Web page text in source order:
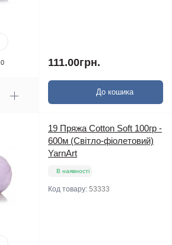
0 111.00грн.
До кошика
19 Пряжа Cotton Soft 100гр -
600м (Світло-фіолетовий)
YarnArt
В наявності
Код товару: 53333